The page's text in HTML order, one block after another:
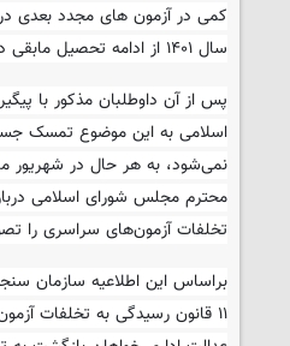
سال ۱۴۰۱ از ادامه تحصیل مابقی دانشجویان جلوگیری شد.
اسلامی به این موضوع تمسک
تخلفات آزمون‌های سراسری را تصویب کرد که در ۲ مهرماه
براساس این اطلاعیه سازمان
۱۱ قانون رسیدگی به تخلفات